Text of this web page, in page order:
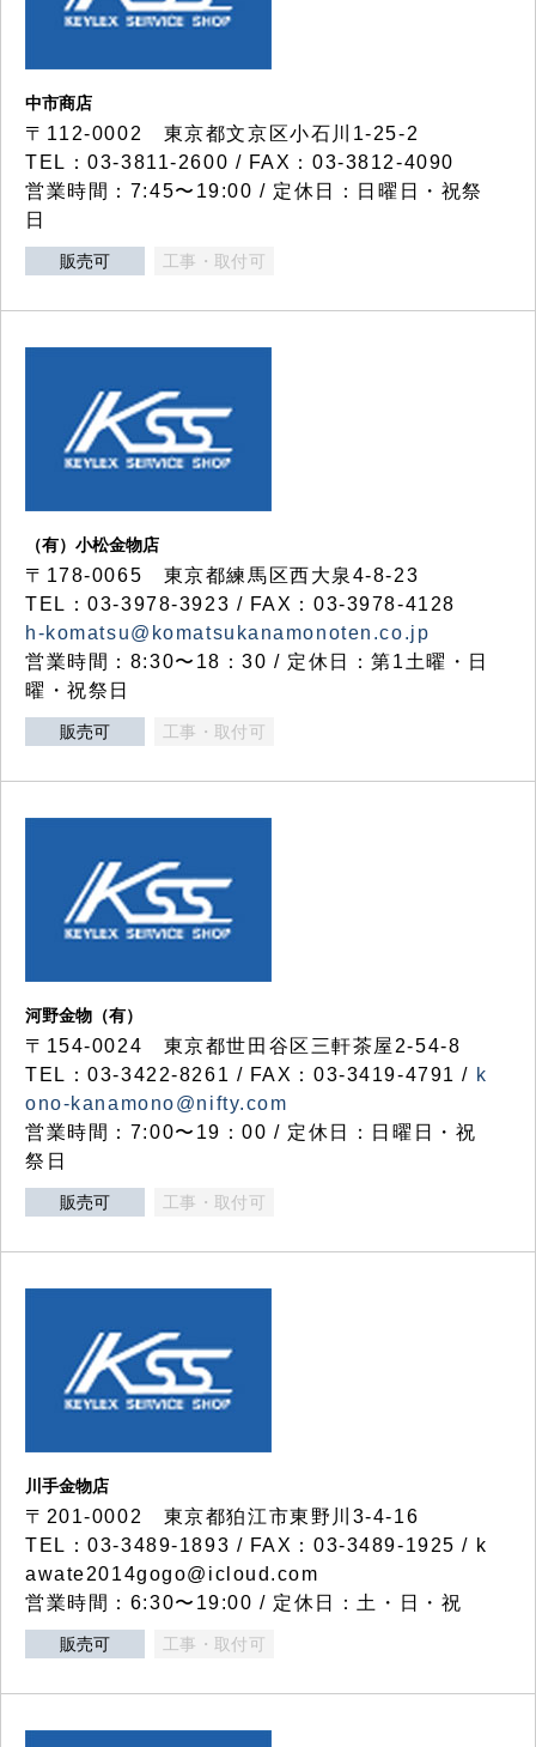
中市商店
〒112-0002 東京都文京区小石川1-25-2
TEL：03-3811-2600 / FAX：03-3812-4090
営業時間：7:45〜19:00 / 定休日：日曜日・祝祭
日
販売可 工事・取付可
（有）小松金物店
〒178-0065 東京都練馬区西大泉4-8-23
TEL：03-3978-3923 / FAX：03-3978-4128
h-komatsu@komatsukanamonoten.co.jp
営業時間：8:30〜18：30 / 定休日：第1土曜・日
曜・祝祭日
販売可 工事・取付可
河野金物（有）
〒154-0024 東京都世田谷区三軒茶屋2-54-8
TEL：03-3422-8261 / FAX：03-3419-4791 / k
ono-kanamono@nifty.com
営業時間：7:00〜19：00 / 定休日：日曜日・祝
祭日
販売可 工事・取付可
川手金物店
〒201-0002 東京都狛江市東野川3-4-16
TEL：03-3489-1893 / FAX：03-3489-1925 / k
awate2014gogo@icloud.com
営業時間：6:30〜19:00 / 定休日：土・日・祝
販売可 工事・取付可